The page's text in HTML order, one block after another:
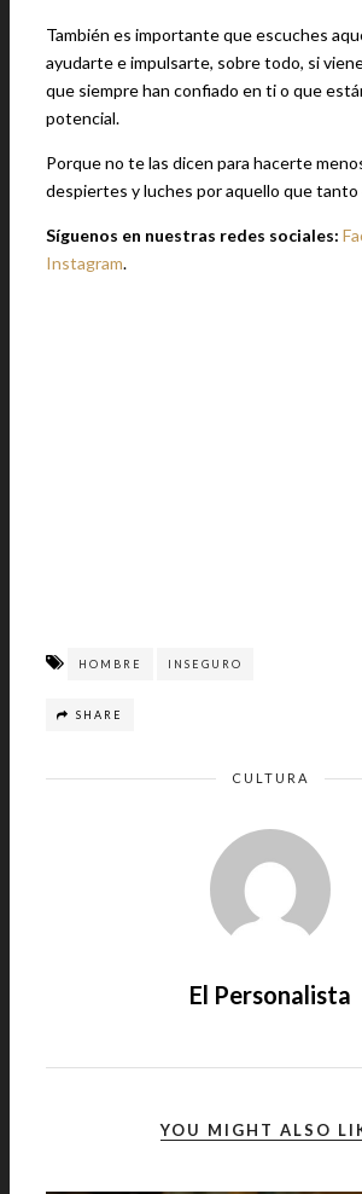
También es importante que escuches
ayudarte e impulsarte, sobre todo, si
que siempre han confiado en ti o que
potencial.
Porque no te las dicen para hacerte
despiertes y luches por aquello que tanto
Síguenos en nuestras redes sociales:
Instagram.
HOMBRE INSEGURO
SHARE
CULTURA
El Personalista
YOU MIGHT ALSO